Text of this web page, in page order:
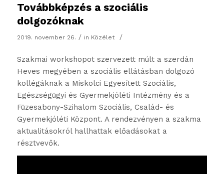
Továbbképzés a szociális
dolgozóknak
2019. november 26. / in Közélet /
Szakmai workshopot szervezett múlt a szerdán
Heves megyében a szociális ellátásban dolgozó
kollégáknak a Miskolci Egyesített Szociális,
Egészségügyi és Gyermekjóléti Intézmény és a
Füzesabony-Szihalom Szociális, Család- és
Gyermekjóléti Központ. A rendezvényen a szakma
aktualitásokról hallhattak előadásokat a
résztvevők.